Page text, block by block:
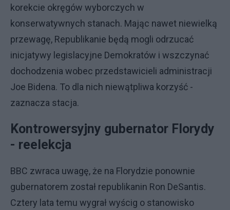
korekcie okręgów wyborczych w
konserwatywnych stanach. Mając nawet niewielką
przewagę, Republikanie będą mogli odrzucać
inicjatywy legislacyjne Demokratów i wszczynać
dochodzenia wobec przedstawicieli administracji
Joe Bidena. To dla nich niewątpliwa korzyść -
zaznacza stacja.
Kontrowersyjny gubernator Florydy
- reelekcja
BBC zwraca uwagę, że na Florydzie ponownie
gubernatorem został republikanin Ron DeSantis.
Cztery lata temu wygrał wyścig o stanowisko